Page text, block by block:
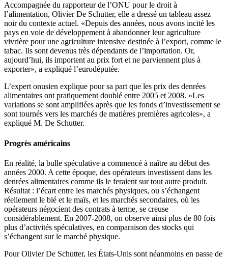
Accompagnée du rapporteur de l’ONU pour le droit à
l’alimentation, Olivier De Schutter, elle a dressé un tableau assez
noir du contexte actuel. «Depuis des années, nous avons incité les
pays en voie de développement à abandonner leur agriculture
vivrière pour une agriculture intensive destinée à l’export, comme le
tabac. Ils sont devenus très dépendants de l’importation. Or,
aujourd’hui, ils importent au prix fort et ne parviennent plus à
exporter», a expliqué l’eurodéputée.
L’expert onusien explique pour sa part que les prix des denrées
alimentaires ont pratiquement doublé entre 2005 et 2008. «Les
variations se sont amplifiées après que les fonds d’investissement se
sont tournés vers les marchés de matières premières agricoles», a
expliqué M. De Schutter.
Progrès américains
En réalité, la bulle spéculative a commencé à naître au début des
années 2000. A cette époque, des opérateurs investissent dans les
denrées alimentaires comme ils le feraient sur tout autre produit.
Résultat : l’écart entre les marchés physiques, ou s’échangent
réellement le blé et le maïs, et les marchés secondaires, où les
opérateurs négocient des contrats à terme, se creuse
considérablement. En 2007-2008, on observe ainsi plus de 80 fois
plus d’activités spéculatives, en comparaison des stocks qui
s’échangent sur le marché physique.
Pour Olivier De Schutter, les États-Unis sont néanmoins en passe de